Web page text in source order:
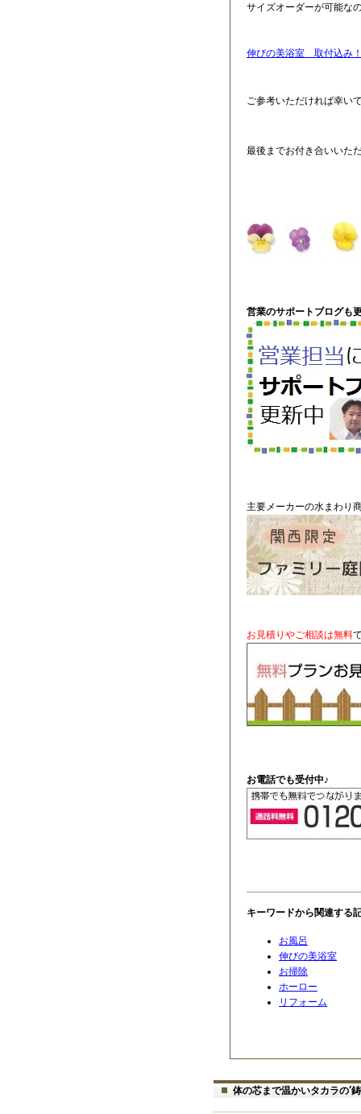
サイズオーダーが可能な
伸びの美浴室 取付込み
ご参考いただければ幸い
最後までお付き合いいた
営業のサポートブログも
主要メーカーの水まわり
お見積りやご相談は無料
お電話でも受付中♪
キーワードから関連する
お風呂
伸びの美浴室
お掃除
ホーロー
リフォーム
体の芯まで温かいタカラの’